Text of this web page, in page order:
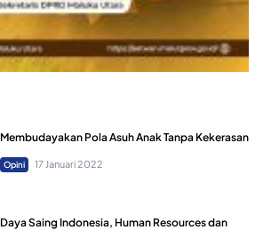
Membudayakan Pola Asuh Anak Tanpa Kekerasan
Opini 17 Januari 2022
Daya Saing Indonesia, Human Resources dan